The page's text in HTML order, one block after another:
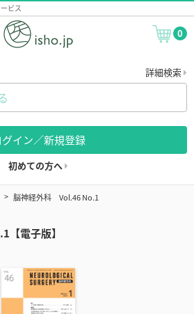
ビス
0
詳細検索
グイン／新規登録
初めての方へ
脳神経外科 Vol.46 No.1
電子版】